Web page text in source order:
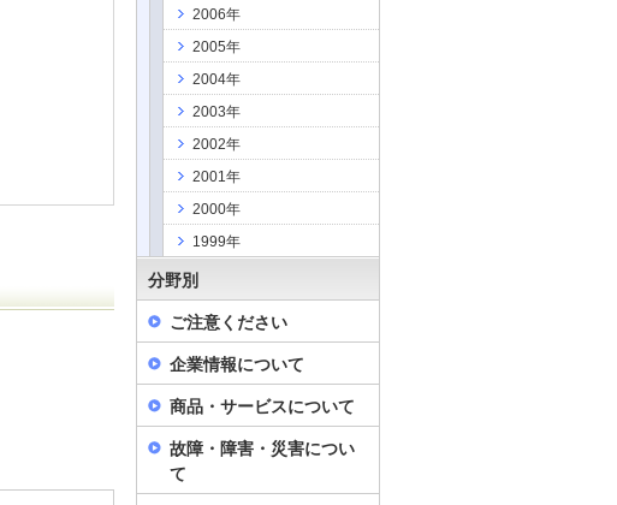
2006年
2005年
2004年
2003年
2002年
2001年
2000年
1999年
分野別
ご注意ください
企業情報について
商品・サービスについて
故障・障害・災害につい
て